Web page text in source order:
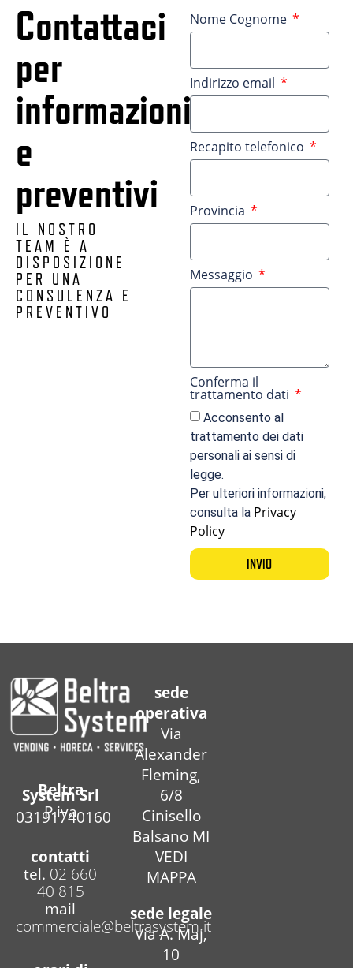
Contattaci
per
informazioni
e
preventivi
IL NOSTRO
TEAM È A
DISPOSIZIONE
PER UNA
CONSULENZA E
PREVENTIVO
Nome Cognome
Indirizzo email
Recapito telefonico
Provincia
Messaggio
Conferma il
trattamento dati
Acconsento al
trattamento dei dati
personali ai sensi di
legge.
Per ulteriori informazioni,
consulta la Privacy
Policy
INVIO
Beltra
System Srl
P.iva
03191740160
contatti
tel. 02 660
40 815
mail
commerciale@beltrasystem.it
sede
operativa
Via
Alexander
Fleming,
6/8
Cinisello
Balsano MI
VEDI
MAPPA
sede legale
Via A. Maj,
10